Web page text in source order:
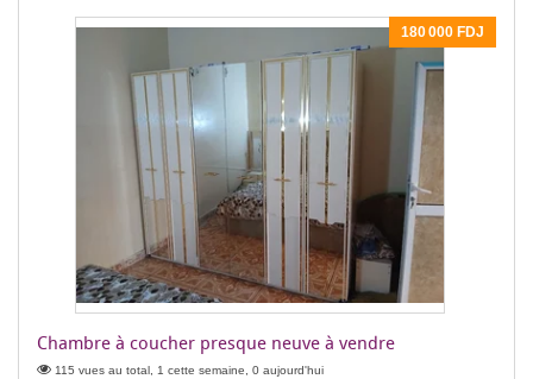
180 000 FDJ
Chambre à coucher presque neuve à vendre
115 vues au total, 1 cette semaine, 0 aujourd'hui